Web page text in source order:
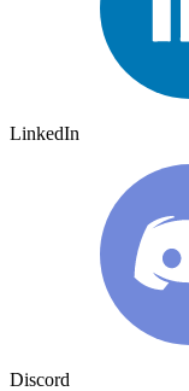
LinkedIn
Discord